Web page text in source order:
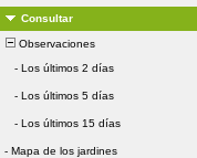
Consultar
Observaciones
- Los últimos 2 días
- Los últimos 5 días
- Los últimos 15 días
- Mapa de los jardines